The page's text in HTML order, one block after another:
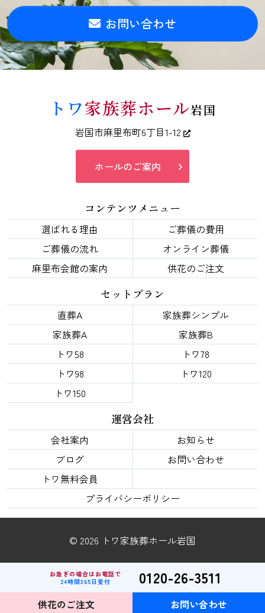
お問い合わせ
トワ家族葬ホール岩国
岩国市麻里布町6丁目1-12
ホールのご案内
コンテンツメニュー
選ばれる理由
ご葬儀の費用
ご葬儀の流れ
オンライン葬儀
麻里布会館の案内
供花のご注文
セットプラン
直葬A
家族葬シンプル
家族葬A
家族葬B
トワ58
トワ78
トワ98
トワ120
トワ150
運営会社
会社案内
お知らせ
ブログ
お問い合わせ
トワ無料会員
プライバシーポリシー
© 2026 トワ家族葬ホール岩国
お急ぎの場合はお電話で
24時間365日受付
0120-26-3511
供花のご注文 お問い合わせ